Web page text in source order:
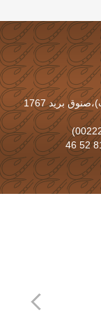
عمارة الرجاء،خلف سوق عثمان بكرفور (عرفات)،صنوق بريد 1767